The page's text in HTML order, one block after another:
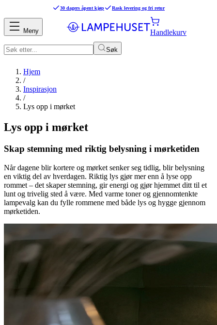
30 dagers åpent kjøp Rask levering og fri retur
Søk
Handlekurv
Meny
Hjem
/
Inspirasjon
/
Lys opp i mørket
Lys opp i mørket
Skap stemning med riktig belysning i mørketiden
Når dagene blir kortere og mørket senker seg tidlig, blir belysning
en viktig del av hverdagen. Riktig lys gjør mer enn å lyse opp
rommet – det skaper stemning, gir energi og gjør hjemmet ditt til et
lunt og trivelig sted å være. Med varme toner og gjennomtenkte
lampevalg kan du fylle rommene med både lys og hygge gjennom
mørketiden.